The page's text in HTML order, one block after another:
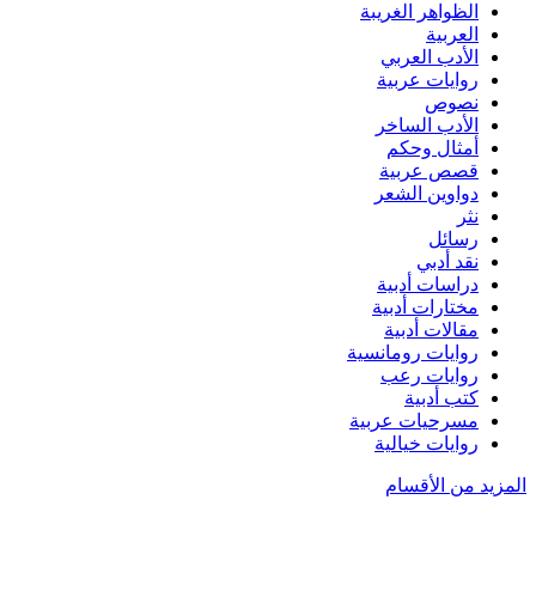
الظواهر الغريبة‏
العربية
الأدب العربي
روايات عربية
نصوص
الأدب الساخر
أمثال وحكم
قصص عربية
دواوين الشعر
نثر
رسائل
نقد أدبي
دراسات أدبية
مختارات أدبية
مقالات أدبية
روايات رومانسية
روايات رعب
كتب أدبية
مسرحيات عربية
روايات خيالية
المزيد من الأقسام